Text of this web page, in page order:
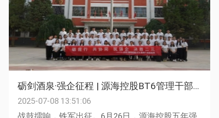
砺剑酒泉·强企征程 | 源海控股BT6管理干部训练营管理培训
2025-07-08 13:51:06
战鼓擂响，铁军出征。6月26日，源海控股五年强